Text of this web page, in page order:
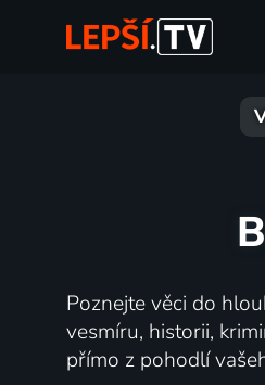
Poznejte věci do
vesmíru, historii,
přímo z pohodlí